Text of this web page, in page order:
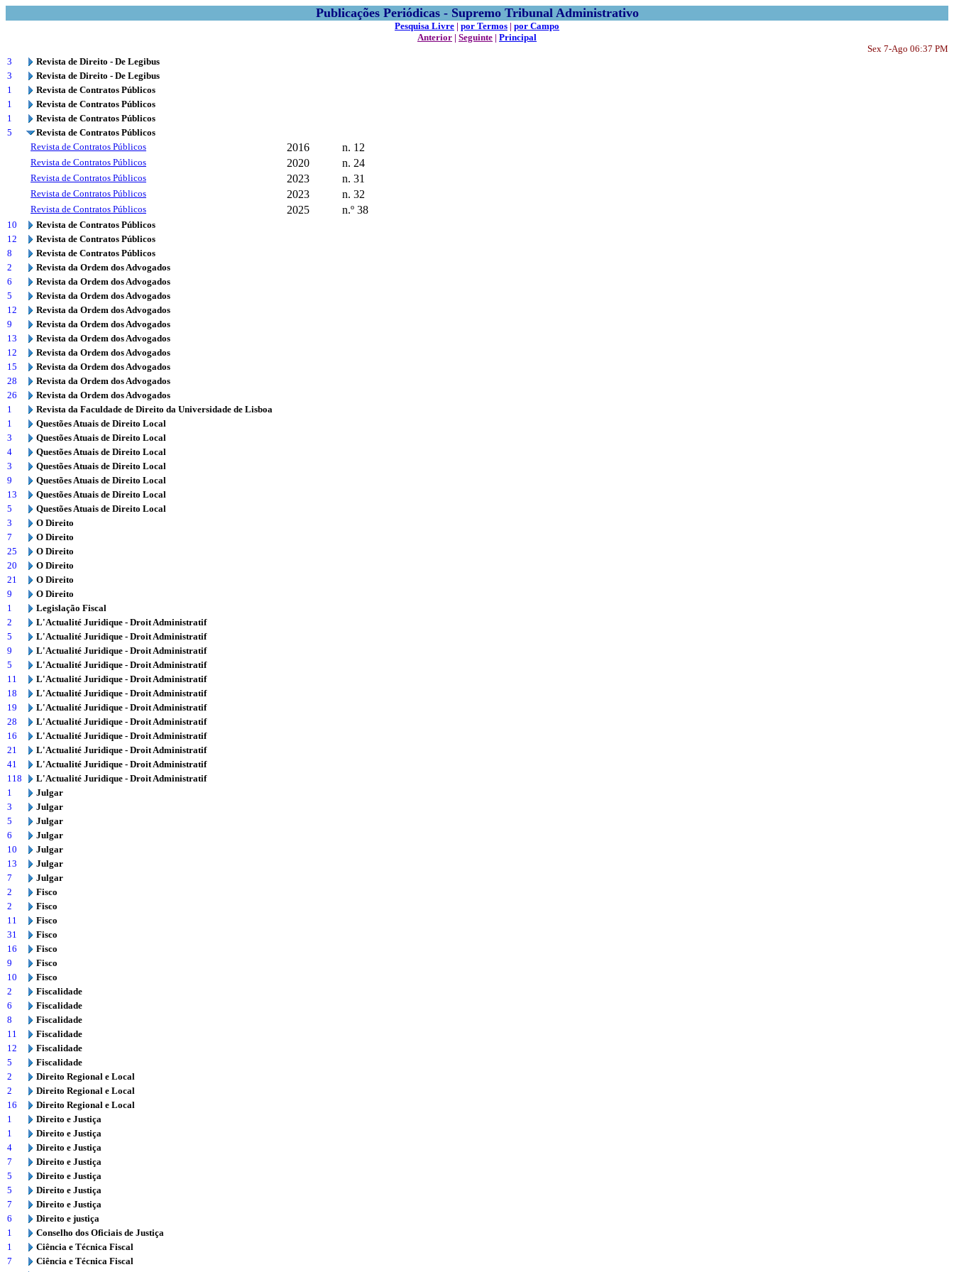
Publicações Periódicas - Supremo Tribunal Administrativo
Pesquisa Livre | por Termos | por Campo
Anterior | Seguinte | Principal
Sex 7-Ago 06:37 PM
3
Revista de Direito - De Legibus
3
Revista de Direito - De Legibus
1
Revista de Contratos Públicos
1
Revista de Contratos Públicos
1
Revista de Contratos Públicos
5
Revista de Contratos Públicos
Revista de Contratos Públicos
2016 n. 12
Revista de Contratos Públicos 2020 n. 24
Revista de Contratos Públicos 2023 n. 31
Revista de Contratos Públicos 2023 n. 32
Revista de Contratos Públicos 2025 n.º 38
10
Revista de Contratos Públicos
12
Revista de Contratos Públicos
8
Revista de Contratos Públicos
2
Revista da Ordem dos Advogados
6
Revista da Ordem dos Advogados
5
Revista da Ordem dos Advogados
12
Revista da Ordem dos Advogados
9
Revista da Ordem dos Advogados
13
Revista da Ordem dos Advogados
12
Revista da Ordem dos Advogados
15
Revista da Ordem dos Advogados
28
Revista da Ordem dos Advogados
26
Revista da Ordem dos Advogados
1
Revista da Faculdade de Direito da Universidade de Lisboa
1
Questões Atuais de Direito Local
3
Questões Atuais de Direito Local
4
Questões Atuais de Direito Local
3
Questões Atuais de Direito Local
9
Questões Atuais de Direito Local
13
Questões Atuais de Direito Local
5
Questões Atuais de Direito Local
3
O Direito
7
O Direito
25
O Direito
20
O Direito
21
O Direito
9
O Direito
1
Legislação Fiscal
2
L'Actualité Juridique - Droit Administratif
5
L'Actualité Juridique - Droit Administratif
9
L'Actualité Juridique - Droit Administratif
5
L'Actualité Juridique - Droit Administratif
11
L'Actualité Juridique - Droit Administratif
18
L'Actualité Juridique - Droit Administratif
19
L'Actualité Juridique - Droit Administratif
28
L'Actualité Juridique - Droit Administratif
16
L'Actualité Juridique - Droit Administratif
21
L'Actualité Juridique - Droit Administratif
41
L'Actualité Juridique - Droit Administratif
118
L'Actualité Juridique - Droit Administratif
1
Julgar
3
Julgar
5
Julgar
6
Julgar
10
Julgar
13
Julgar
7
Julgar
2
Fisco
2
Fisco
11
Fisco
31
Fisco
16
Fisco
9
Fisco
10
Fisco
2
Fiscalidade
6
Fiscalidade
8
Fiscalidade
11
Fiscalidade
12
Fiscalidade
5
Fiscalidade
2
Direito Regional e Local
2
Direito Regional e Local
16
Direito Regional e Local
1
Direito e Justiça
1
Direito e Justiça
4
Direito e Justiça
7
Direito e Justiça
5
Direito e Justiça
5
Direito e Justiça
7
Direito e Justiça
6
Direito e justiça
1
Conselho dos Oficiais de Justiça
1
Ciência e Técnica Fiscal
7
Ciência e Técnica Fiscal